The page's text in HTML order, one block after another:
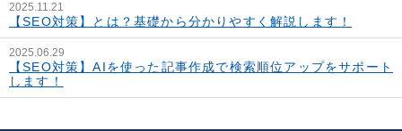
2025.11.21
【SEO対策】とは？基礎から分かりやすく解説します！
2025.06.29
【SEO対策】AIを使った記事作成で検索順位アップをサポート
します！